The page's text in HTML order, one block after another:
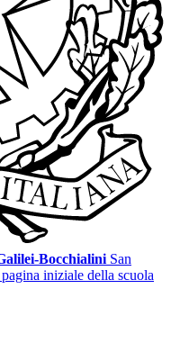
Bocchialini San
iniziale della scuola